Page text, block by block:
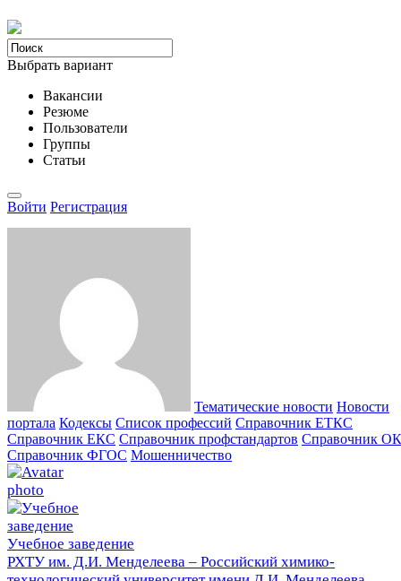
Выбрать вариант
Вакансии
Резюме
Пользователи
Группы
Статьи
Войти Регистрация
Тематические новости Новости
портала Кодексы Cписок профессий Справочник ЕТКС
Справочник ЕКС Справочник профстандартов Справочник
Справочник ФГОС Мошенничество
Учебное заведение
РХТУ им. Д.И. Менделеева – Российский химико-